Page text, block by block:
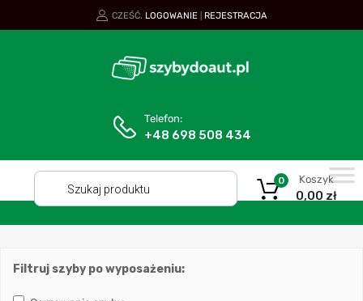
CZEŚĆ. LOGOWANIE REJESTRACJA
Telefon:
+48 698 508 434
Koszyk
0,00 zł
0
Filtruj szyby po wyposażeniu: